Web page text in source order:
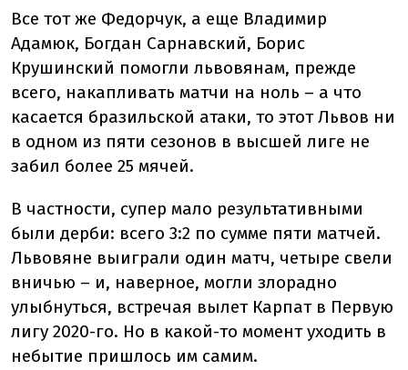
Все тот же Федорчук, а еще Владимир
Адамюк, Богдан Сарнавский, Борис
Крушинский помогли львовянам, прежде
всего, накапливать матчи на ноль – а что
касается бразильской атаки, то этот Львов ни
в одном из пяти сезонов в высшей лиге не
забил более 25 мячей.
В частности, супер мало результативными
были дерби: всего 3:2 по сумме пяти матчей.
Львовяне выиграли один матч, четыре свели
вничью – и, наверное, могли злорадно
улыбнуться, встречая вылет Карпат в Первую
лигу 2020-го. Но в какой-то момент уходить в
небытие пришлось им самим.